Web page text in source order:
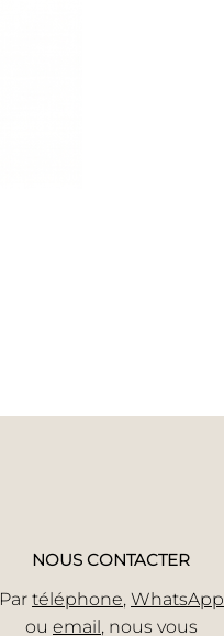
NOUS CONTACTER
Par téléphone, WhatsApp
ou email, nous vous